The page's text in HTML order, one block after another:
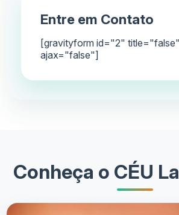
Entre em Contato
[gravityform id="2" title="false"
ajax="false"]
Conheça o CÉU